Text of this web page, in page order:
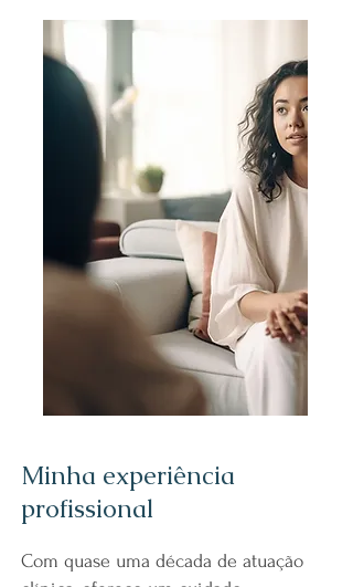
Minha experiência
profissional
Com quase uma década de atuação